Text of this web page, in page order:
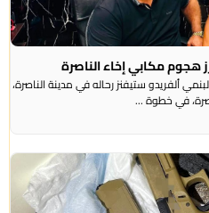
هجوم مكابي إخاء الناصرة
ألفريدو ستيفنز رحاله في مدينة الناصرة،
في خطوة ...